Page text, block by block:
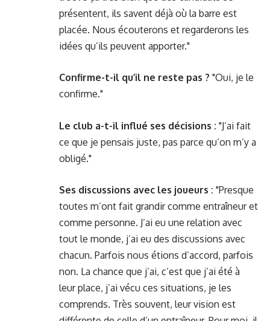
présentent, ils savent déjà où la barre est
placée. Nous écouterons et regarderons les
idées qu’ils peuvent apporter."
Confirme-t-il qu’il ne reste pas ? "Oui, je le
confirme."
Le club a-t-il influé ses décisions : "J’ai fait
ce que je pensais juste, pas parce qu’on m’y a
obligé."
Ses discussions avec les joueurs : "Presque
toutes m’ont fait grandir comme entraîneur et
comme personne. J’ai eu une relation avec
tout le monde, j’ai eu des discussions avec
chacun. Parfois nous étions d’accord, parfois
non. La chance que j’ai, c’est que j’ai été à
leur place, j’ai vécu ces situations, je les
comprends. Très souvent, leur vision est